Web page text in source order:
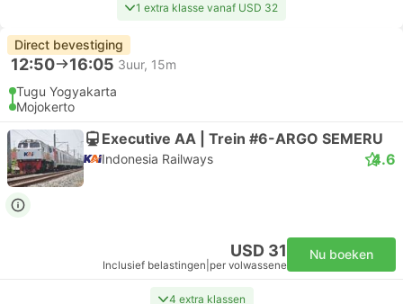
1 extra klasse vanaf USD 32
Direct bevestiging
12:50 16:05 3uur, 15m
Tugu Yogyakarta
Mojokerto
Executive AA | Trein #6-ARGO SEMERU
Indonesia Railways 4.6
USD 31
Inclusief belastingen per volwassene
Nu boeken
4 extra klassen